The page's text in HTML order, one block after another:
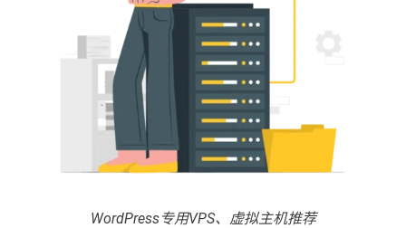
WordPress专用VPS、虚拟主机推荐